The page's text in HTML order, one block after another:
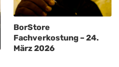
BorStore
Fachverkostung – 24.
März 2026